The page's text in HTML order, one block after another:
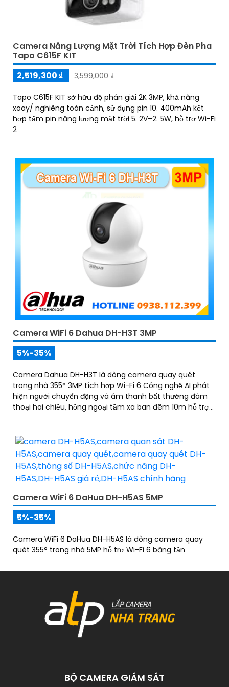
Camera Năng Lượng Mặt Trời Tích Hợp Đèn Pha
Tapo C615F KIT
2,519,300 ₫
3,599,000 ₫
Tapo C615F KIT sở hữu độ phân giải 2K 3MP, khả năng
xoay/ nghiêng toàn cảnh, sử dụng pin 10. 400mAh kết
hợp tấm pin năng lượng mặt trời 5. 2V–2. 5W, hỗ trợ Wi-Fi
2
Camera WiFi 6 Dahua DH-H3T 3MP
5%-35%
Camera Dahua DH-H3T là dòng camera quay quét
trong nhà 355° 3MP tích hợp Wi-Fi 6 Công nghệ AI phát
hiện người chuyển động và âm thanh bất thường đàm
thoại hai chiều, hồng ngoại tầm xa ban đêm 10m hỗ trợ
Camera WiFi 6 DaHua DH-H5AS 5MP
5%-35%
Camera WiFi 6 DaHua DH-H5AS là dòng camera quay
quét 355° trong nhà 5MP hỗ trợ Wi-Fi 6 băng tần
BỘ CAMERA GIÁM SÁT